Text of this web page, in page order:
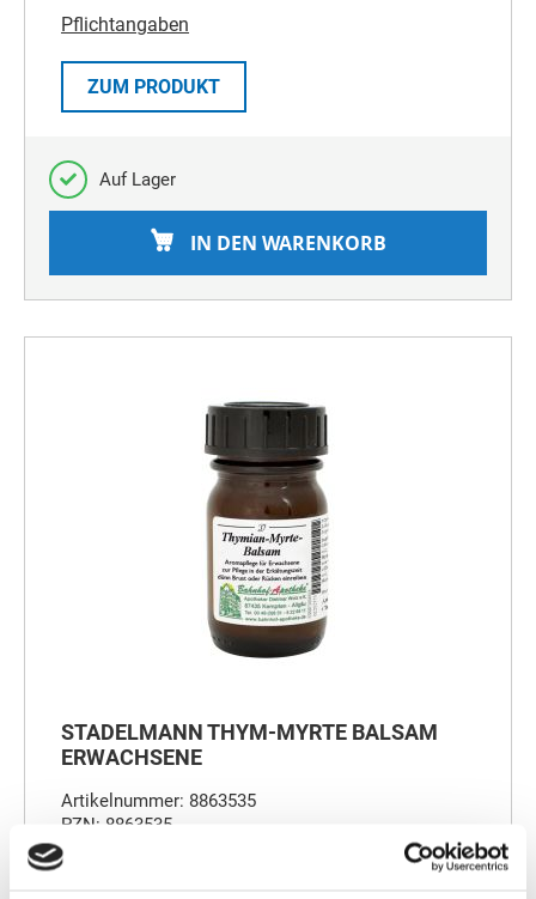
Pflichtangaben
ZUM PRODUKT
Auf Lager
IN DEN WARENKORB
STADELMANN THYM-MYRTE BALSAM
ERWACHSENE
Artikelnummer: 8863535
PZN: 8863535
30ml